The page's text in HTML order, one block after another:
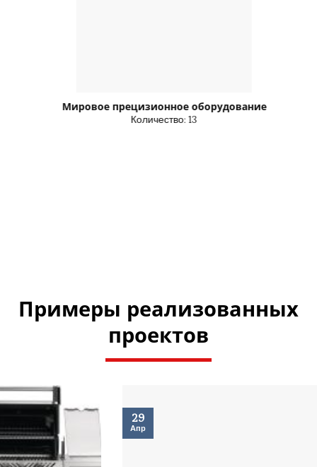
Мировое прецизионное оборудование
Количество: 13
Примеры реализованных
проектов
Апр